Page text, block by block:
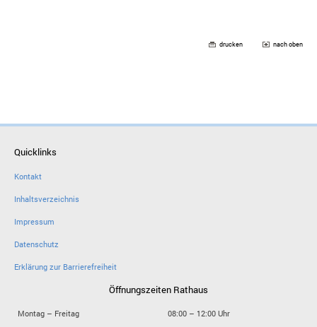
drucken nach oben
Quicklinks
Kontakt
Inhaltsverzeichnis
Impressum
Datenschutz
Erklärung zur Barrierefreiheit
Öffnungszeiten Rathaus
Montag – Freitag
08:00 – 12:00 Uhr